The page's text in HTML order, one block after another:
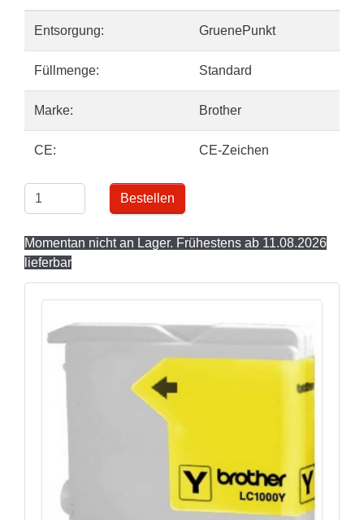
Entsorgung: GruenePunkt
Füllmenge: Standard
Marke: Brother
CE: CE-Zeichen
Bestellen
Momentan nicht an Lager. Frühestens ab 11.08.2026
lieferbar